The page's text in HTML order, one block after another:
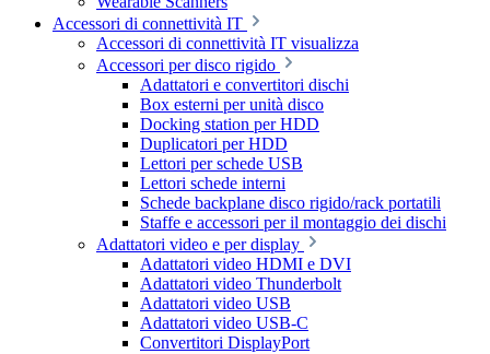
Accessori di connettività IT
Accessori di connettività IT visualizza
Accessori per disco rigido
Adattatori e convertitori dischi
Box esterni per unità disco
Docking station per HDD
Duplicatori per HDD
Lettori per schede USB
Lettori schede interni
Schede backplane disco rigido/rack portatili
Staffe e accessori per il montaggio dei dischi
Adattatori video e per display
Adattatori video HDMI e DVI
Adattatori video Thunderbolt
Adattatori video USB
Adattatori video USB-C
Convertitori DisplayPort